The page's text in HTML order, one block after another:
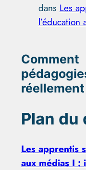
dans Les
l’éducation
Plan du
Les apprentis
aux médias I :